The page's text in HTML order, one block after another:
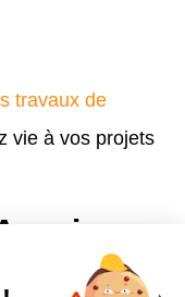
travaux de
vie à vos projets